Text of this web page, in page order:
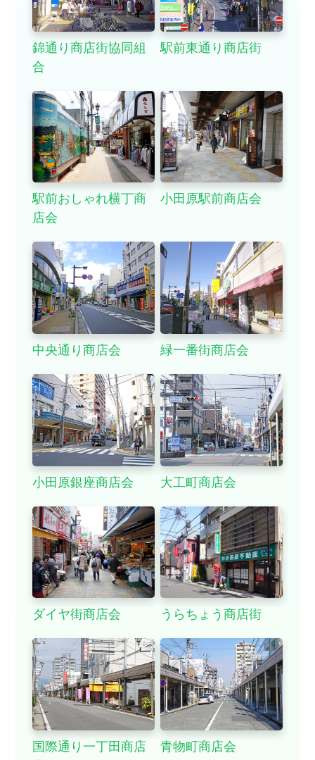
錦通り商店街協同組
合
駅前東通り商店街
駅前おしゃれ横丁商
店会
小田原駅前商店会
中央通り商店会 緑一番街商店会
小田原銀座商店会 大工町商店会
ダイヤ街商店会 うらちょう商店街
国際通り一丁田商店
青物町商店会